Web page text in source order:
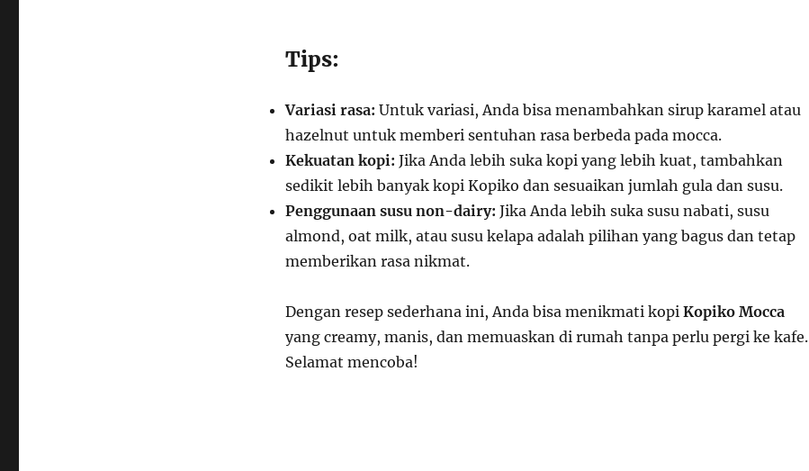
Tips:
Variasi rasa: Untuk variasi, Anda bisa menambahkan sirup karamel atau
hazelnut untuk memberi sentuhan rasa berbeda pada mocca.
Kekuatan kopi: Jika Anda lebih suka kopi yang lebih kuat, tambahkan
sedikit lebih banyak kopi Kopiko dan sesuaikan jumlah gula dan susu.
Penggunaan susu non-dairy: Jika Anda lebih suka susu nabati, susu
almond, oat milk, atau susu kelapa adalah pilihan yang bagus dan tetap
memberikan rasa nikmat.
Dengan resep sederhana ini, Anda bisa menikmati kopi Kopiko Mocca
yang creamy, manis, dan memuaskan di rumah tanpa perlu pergi ke kafe.
Selamat mencoba!